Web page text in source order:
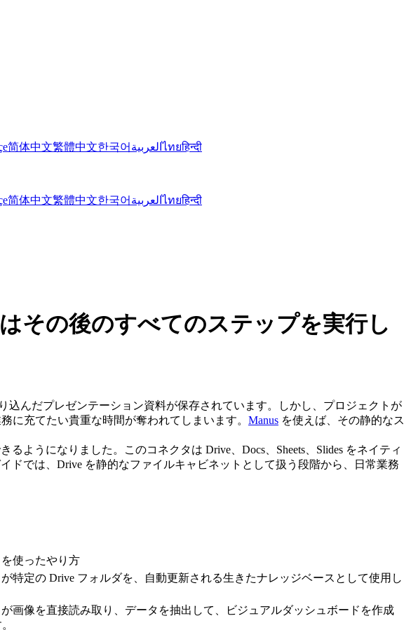
简体中文繁體中文한국어 العربيةไทยहिन्दी
简体中文繁體中文한국어 العربيةไทยहिन्दी
その後のすべてのステップを実行し
んだプレゼンテーション資料が保存されています。しかし、プロジェクトが
に充てたい貴重な時間が奪われてしまいます。 Manus を使えば、その静的なス
ようになりました。このコネクタは Drive、Docs、Sheets、Slides をネイティ
ドでは、Drive を静的なファイルキャビネットとして扱う段階から、日常業務
を使ったやり方
が特定の Drive フォルダを、自動更新される生きたナレッジベースとして使用し
が画像を直接読み取り、データを抽出して、ビジュアルダッシュボードを作成